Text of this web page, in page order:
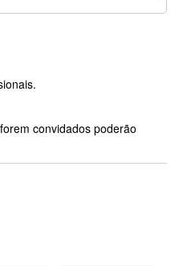
convidados poderão